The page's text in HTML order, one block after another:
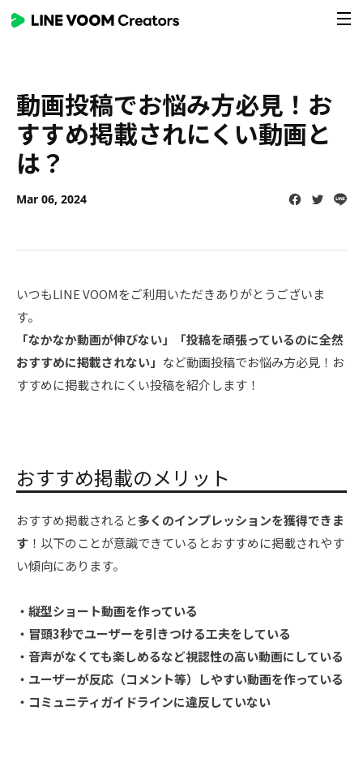
To
動画投稿でお悩み方必見！お
すすめ掲載されにくい動画と
は？
Mar 06, 2024 Facebook
Twitter
Line
いつもLINE VOOMをご利用いただきありがとうございま
す。
「なかなか動画が伸びない」「投稿を頑張っているのに全然
おすすめに掲載されない」 など動画投稿でお悩み方必見！お
すすめに掲載されにくい投稿を紹介します！
おすすめ掲載のメリット
おすすめ掲載されると多くのインプレッションを獲得できま
す ！以下のことが意識できているとおすすめに掲載されやす
い傾向にあります。
・縦型ショート動画を作っている
・冒頭3秒でユーザーを引きつける工夫をしている
・音声がなくても楽しめるなど視認性の高い動画にしている
・ユーザーが反応（コメント等）しやすい動画を作っている
・コミュニティガイドラインに違反していない